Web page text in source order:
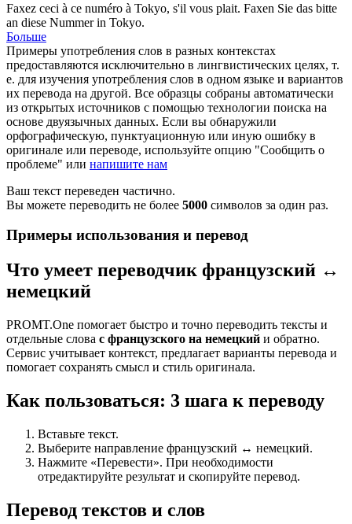
Faxez ceci à ce numéro à Tokyo, s'il vous plait. Faxen Sie das bitte
an diese Nummer in Tokyo.
Больше
Примеры употребления слов в разных контекстах
предоставляются исключительно в лингвистических целях, т.
е. для изучения употребления слов в одном языке и вариантов
их перевода на другой. Все образцы собраны автоматически
из открытых источников с помощью технологии поиска на
основе двуязычных данных. Если вы обнаружили
орфографическую, пунктуационную или иную ошибку в
оригинале или переводе, используйте опцию "Сообщить о
проблеме" или напишите нам
Ваш текст переведен частично.
Вы можете переводить не более 5000 символов за один раз.
Примеры использования и перевод
Что умеет переводчик французский ↔
немецкий
PROMT.One помогает быстро и точно переводить тексты и
отдельные слова с французского на немецкий и обратно.
Сервис учитывает контекст, предлагает варианты перевода и
помогает сохранять смысл и стиль оригинала.
Как пользоваться: 3 шага к переводу
Вставьте текст.
Выберите направление французский ↔ немецкий.
Нажмите «Перевести». При необходимости
отредактируйте результат и скопируйте перевод.
Перевод текстов и слов